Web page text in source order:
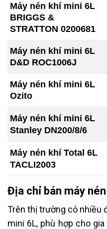
Máy nén khí mini 6L
BRIGGS &
STRATTON 0200681
Máy nén khí mini 6L
D&D ROC1006J
Máy nén khí mini 6L
Ozito
Máy nén khí mini 6L
Stanley DN200/8/6
Máy nén khí Total 6L
TACLI2003
Địa chỉ bán máy
Trên thị trường có nhiều
mini 6L, phù hợp cho